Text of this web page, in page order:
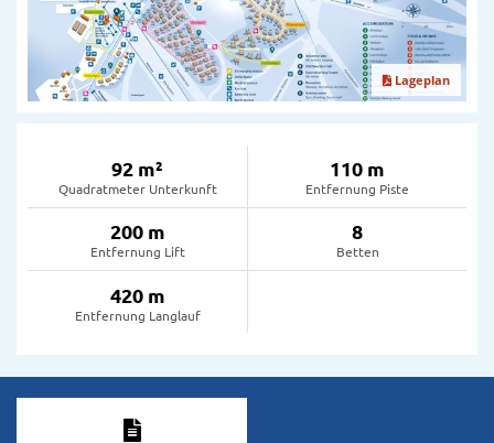
Lageplan
92 m²
Quadratmeter Unterkunft
110 m
Entfernung Piste
200 m
Entfernung Lift
8
Betten
420 m
Entfernung Langlauf